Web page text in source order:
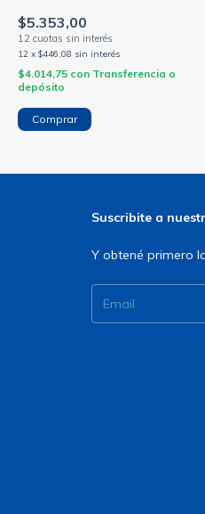
SIWAY (GENERICO)
$5.353,00
12 x$446,08 sin interés
$4.014,75 con Transferencia o
depósito
Suscribite a
Y obtené primero